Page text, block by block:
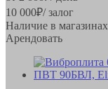
10 000₽/ залог
Наличие в магазинах
Арендовать